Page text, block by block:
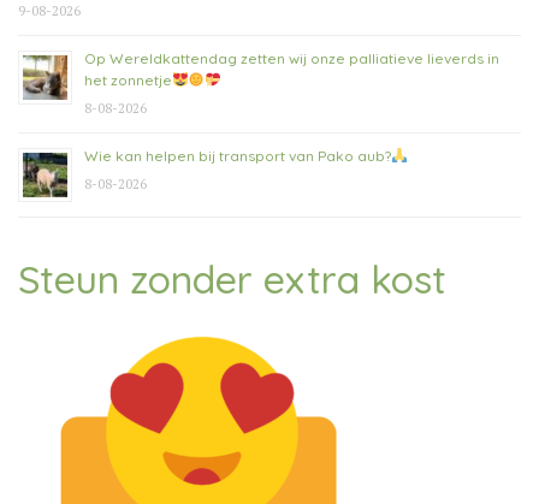
9-08-2026
Op Wereldkattendag zetten wij onze palliatieve lieverds in
het zonnetje
8-08-2026
Wie kan helpen bij transport van Pako aub?
8-08-2026
Steun zonder extra kost